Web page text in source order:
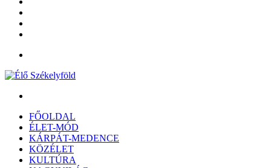
FŐOLDAL
ÉLET-MÓD
KÁRPÁT-MEDENCE
KÖZÉLET
KULTÚRA